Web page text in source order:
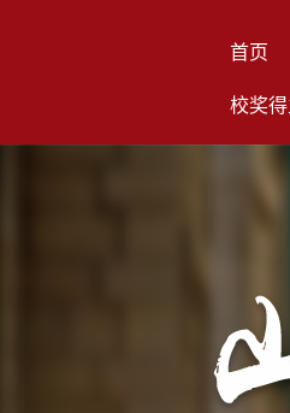
首页
校奖